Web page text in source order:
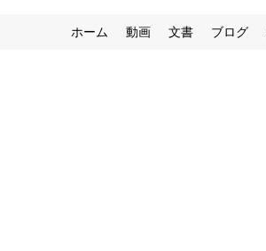
ホーム 動画 文書 ブログ